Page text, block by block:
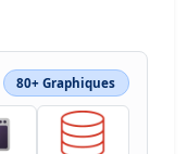
4.917-6.708
0-5.917-1c-
path>
5.75-
2.75
80+ Graphiques